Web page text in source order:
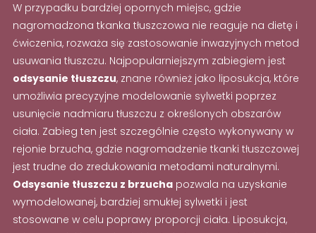
W przypadku bardziej opornych miejsc, gdzie
nagromadzona tkanka tłuszczowa nie reaguje na dietę i
ćwiczenia, rozważa się zastosowanie inwazyjnych metod
usuwania tłuszczu. Najpopularniejszym zabiegiem jest
odsysanie tłuszczu, znane również jako liposukcja, które
umożliwia precyzyjne modelowanie sylwetki poprzez
usunięcie nadmiaru tłuszczu z określonych obszarów
ciała. Zabieg ten jest szczególnie często wykonywany w
rejonie brzucha, gdzie nagromadzenie tkanki tłuszczowej
jest trudne do zredukowania metodami naturalnymi.
Odsysanie tłuszczu z brzuchapozwala na uzyskanie
wymodelowanej, bardziej smukłej sylwetki i jest
stosowane w celu poprawy proporcji ciała. Liposukcja,